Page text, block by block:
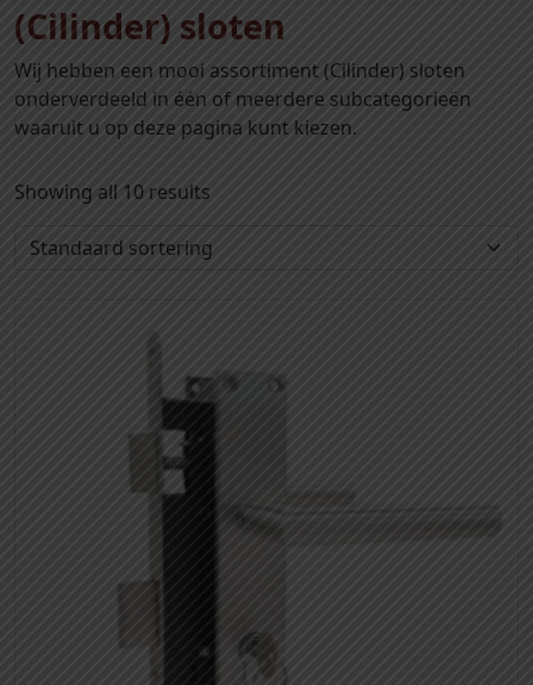
(Cilinder) sloten
Wij hebben een mooi assortiment (Cilinder) sloten
onderverdeeld in één of meerdere subcategorieën
waaruit u op deze pagina kunt kiezen.
Showing all 10 results